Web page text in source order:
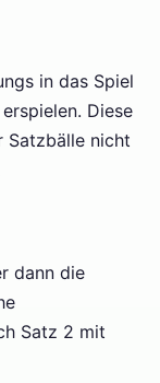
in das Spiel
Diese
Satzbälle nicht
dann die
Satz 2 mit